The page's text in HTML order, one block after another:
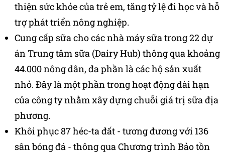
thiện sức khỏe của trẻ em, tăng tỷ lệ đi học và hỗ
trợ phát triển nông nghiệp.
Cung cấp sữa cho các nhà máy sữa trong 22 dự
án Trung tâm sữa (Dairy Hub) thông qua khoảng
44.000 nông dân, đa phần là các hộ sản xuất
nhỏ. Đây là một phần trong hoạt động dài hạn
của công ty nhằm xây dựng chuỗi giá trị sữa địa
phương.
Khôi phục 87 héc-ta đất - tương đương với 136
sân bóng đá - thông qua Chương trình Bảo tồn